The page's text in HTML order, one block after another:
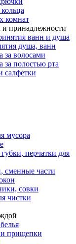
комнат
и принадлежности
ванн и душа
душа, ванн
за волосами
за полостью рта
салфетки
мусора
перчатки для
сменные части
совки
чистки
и прищепки